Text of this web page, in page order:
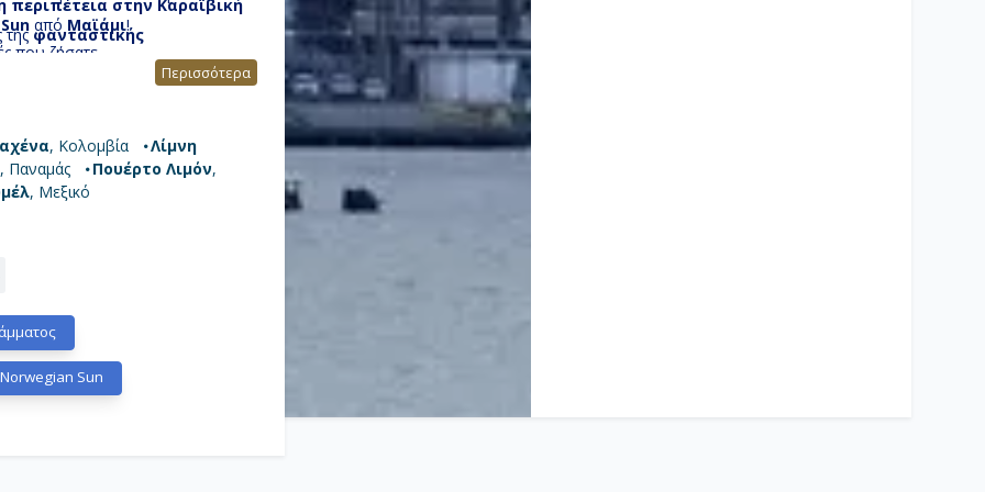
της φανταστικής
που ζήσατε.
πραγματικότητα, γεμάτοι με
περιπέτεια στην Καραϊβική
από Μαϊάμι!
Περισσότερα
, Κολομβία
Λίμνη
, Παναμάς Πουέρτο Λιμόν,
, Μεξικό
Sun